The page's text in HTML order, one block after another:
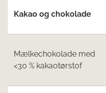
Kakao og chokolade
Mælkechokolade med
<30 % kakaotørstof